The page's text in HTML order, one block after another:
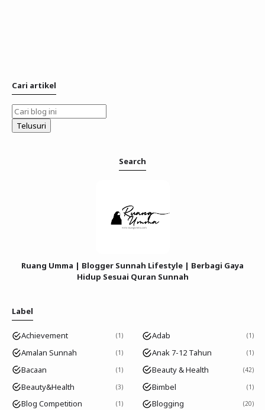
Cari artikel
Search
Ruang Umma | Blogger Sunnah Lifestyle | Berbagi Gaya
Hidup Sesuai Quran Sunnah
Label
Achievement 1 Adab 1
Amalan Sunnah 1 Anak 7-12 Tahun 1
Bacaan 1 Beauty & Health 42
Beauty&Health 3 Bimbel 1
Blog Competition 1 Blogging 20